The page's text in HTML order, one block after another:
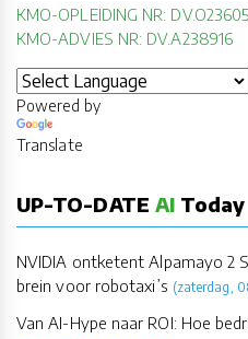
KMO-OPLEIDING NR:
KMO-ADVIES NR: DV.A238916
Powered by
Translate
UP-TO-DATE AI Today
NVIDIA ontketent Alpamayo 2
brein voor robotaxi’s (zaterdag,
Van AI-Hype naar ROI: Hoe